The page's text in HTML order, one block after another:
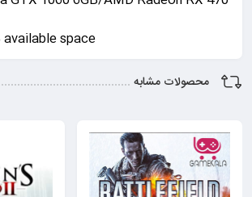
available space
محصولات مشابه